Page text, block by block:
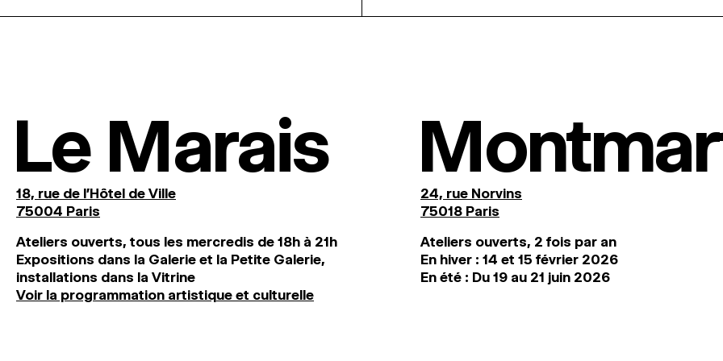
Le Marais
18, rue de l'Hôtel de Ville
75004 Paris
Ateliers ouverts, tous les mercredis de 18h à 21h
Expositions dans la Galerie et la Petite Galerie,
installations dans la Vitrine
Voir la programmation artistique et culturelle
24, rue Norvins
75018 Paris
Ateliers ouverts, 2 fois par an
En hiver : 14 et 15 février 2026
En été : Du 19 au 21 juin 2026